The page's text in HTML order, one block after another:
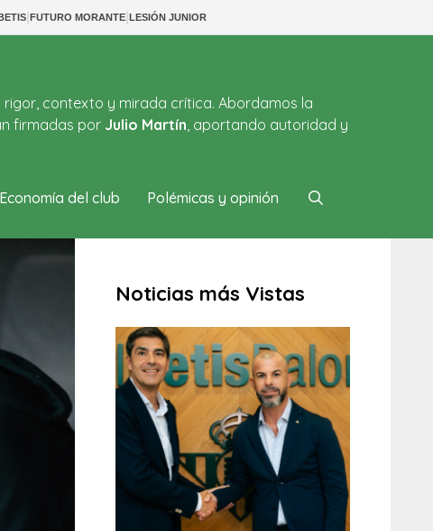
|FUTURO MORANTE|LESIÓN JUNIOR
contexto y mirada crítica. Abordamos la
firmadas por Julio Martín, aportando autoridad y
Economía del club Polémicas y opinión
Noticias más Vistas